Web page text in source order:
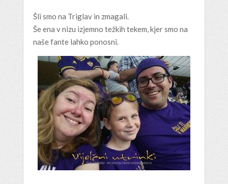
Šli smo na Triglav in zmagali.
Še ena v nizu izjemno težkih tekem, kjer smo na
naše fante lahko ponosni.